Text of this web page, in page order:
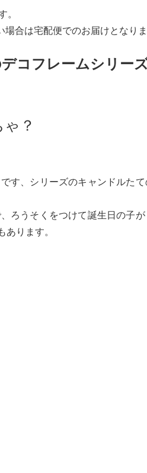
。
合は宅配便でのお届けとなりま
コフレームシリー
？
す、シリーズのキャンドルたて
ろうそくをつけて誕生日の子が
ります。